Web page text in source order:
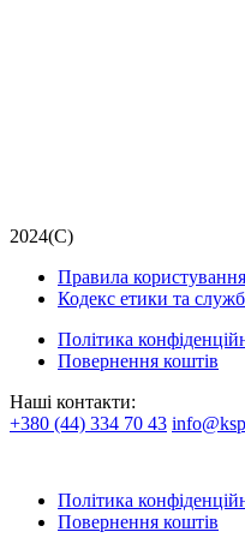
2024(С)
Правила
Кодекс етики та
Політика
Повернення коштів
Наші контакти:
+380 (44) 334 70 43
Політика
Повернення коштів